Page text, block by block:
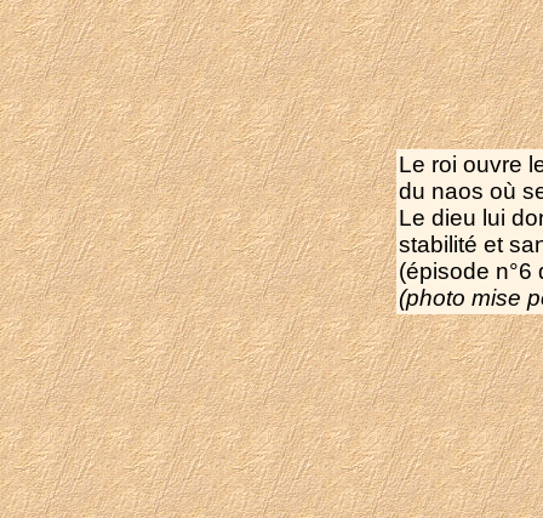
Le roi ouvre
du naos où
Le dieu lui
stabilité et
(épisode n°6
(photo mise